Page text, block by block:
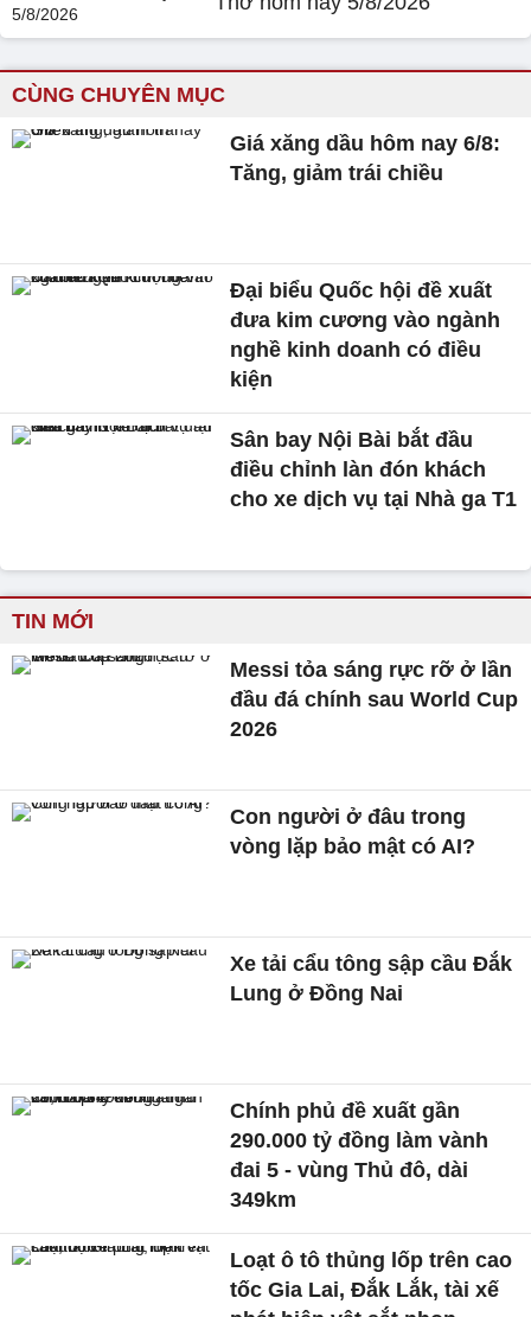
CÙNG CHUYÊN MỤC
Giá xăng dầu hôm nay 6/8:
Tăng, giảm trái chiều
Đại biểu Quốc hội đề xuất
đưa kim cương vào ngành
nghề kinh doanh có điều
kiện
Sân bay Nội Bài bắt đầu
điều chỉnh làn đón khách
cho xe dịch vụ tại Nhà ga T1
TIN MỚI
Messi tỏa sáng rực rỡ ở lần
đầu đá chính sau World Cup
2026
Con người ở đâu trong
vòng lặp bảo mật có AI?
Xe tải cẩu tông sập cầu Đắk
Lung ở Đồng Nai
Chính phủ đề xuất gần
290.000 tỷ đồng làm vành
đai 5 - vùng Thủ đô, dài
349km
Loạt ô tô thủng lốp trên cao
tốc Gia Lai, Đắk Lắk, tài xế